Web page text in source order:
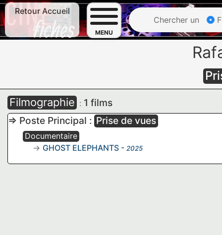
Retour Accueil
MENU
Chercher un
Filmographie : 1 films
=> Poste Principal : Prise de vues
Documentaire
GHOST ELEPHANTS - 2025